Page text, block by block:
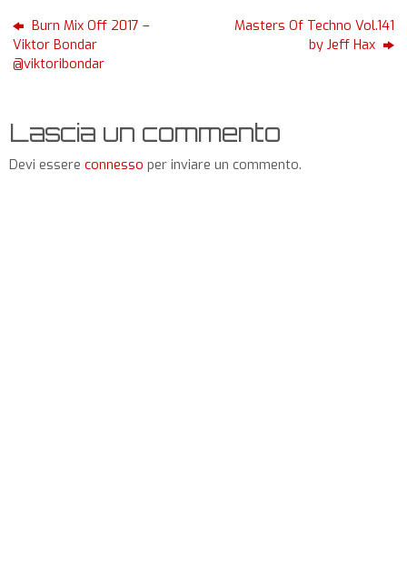
Burn Mix Off 2017 –
Viktor Bondar
@viktoribondar
Masters Of Techno Vol.141
by Jeff Hax
Lascia un commento
Devi essere connesso per inviare un commento.